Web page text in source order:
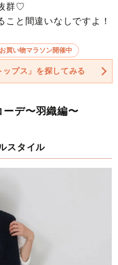
群♡
と間違いなしですよ！
買い物マラソン開催中
プス」を探してみる
ーデ〜羽織編〜
スタイル